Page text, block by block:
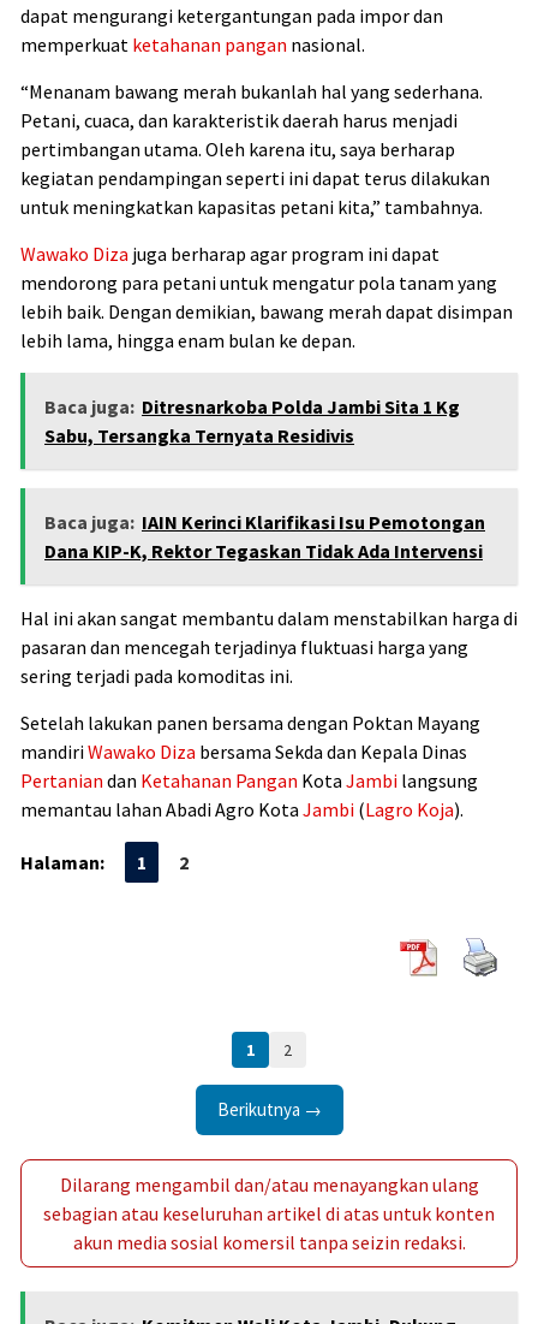
dapat mengurangi ketergantungan pada impor dan
memperkuat ketahanan pangan nasional.
“Menanam bawang merah bukanlah hal yang sederhana.
Petani, cuaca, dan karakteristik daerah harus menjadi
pertimbangan utama. Oleh karena itu, saya berharap
kegiatan pendampingan seperti ini dapat terus dilakukan
untuk meningkatkan kapasitas petani kita,” tambahnya.
Wawako Diza juga berharap agar program ini dapat
mendorong para petani untuk mengatur pola tanam yang
lebih baik. Dengan demikian, bawang merah dapat disimpan
lebih lama, hingga enam bulan ke depan.
Baca juga: Ditresnarkoba Polda Jambi Sita 1 Kg
Sabu, Tersangka Ternyata Residivis
Baca juga: IAIN Kerinci Klarifikasi Isu Pemotongan
Dana KIP-K, Rektor Tegaskan Tidak Ada Intervensi
Hal ini akan sangat membantu dalam menstabilkan harga di
pasaran dan mencegah terjadinya fluktuasi harga yang
sering terjadi pada komoditas ini.
Setelah lakukan panen bersama dengan Poktan Mayang
mandiriWawako Diza bersama Sekda dan Kepala Dinas
Pertanian dan Ketahanan Pangan Kota Jambi langsung
memantau lahan Abadi Agro Kota Jambi (Lagro Koja).
Halaman: 1 2
1 2
Berikutnya →
Dilarang mengambil dan/atau menayangkan ulang
sebagian atau keseluruhan artikel di atas untuk konten
akun media sosial komersil tanpa seizin redaksi.